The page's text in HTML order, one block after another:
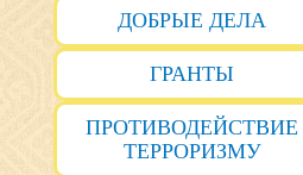
ДОБРЫЕ ДЕЛА
ГРАНТЫ
ПРОТИВОДЕЙСТВИЕ
ТЕРРОРИЗМУ